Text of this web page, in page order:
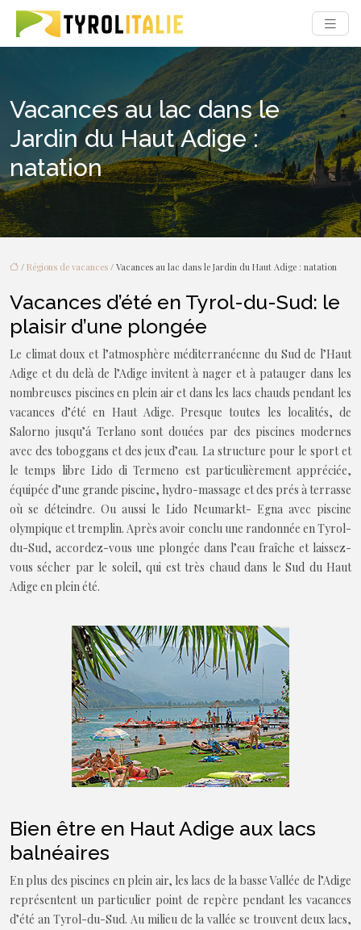
Vacances au lac dans le
Jardin du Haut Adige :
natation
/ Régions de vacances / Vacances au lac dans le Jardin du Haut Adige : natation
Vacances d’été en Tyrol-du-Sud: le
plaisir d’une plongée
Le climat doux et l’atmosphère méditerranéenne du Sud de l’Haut
Adige et du delà de l’Adige invitent à nager et à patauger dans les
nombreuses piscines en plein air et dans les lacs chauds pendant les
vacances d’été en Haut Adige. Presque toutes les localités, de
Salorno jusqu’á Terlano sont douées par des piscines modernes
avec des toboggans et des jeux d’eau. La structure pour le sport et
le temps libre Lido di Termeno est particulièrement appréciée,
équipée d’une grande piscine, hydro-massage et des prés à terrasse
où se déteindre. Ou aussi le Lido Neumarkt- Egna avec piscine
olympique et tremplin. Après avoir conclu une randonnée en Tyrol-
du-Sud, accordez-vous une plongée dans l’eau fraîche et laissez-
vous sécher par le soleil, qui est très chaud dans le Sud du Haut
Adige en plein été.
Bien être en Haut Adige aux lacs
balnéaires
En plus des piscines en plein air, les lacs de la basse Vallée de l’Adige
représentent un particulier point de repère pendant les vacances
d’été an Tyrol-du-Sud. Au milieu de la vallée se trouvent deux lacs,